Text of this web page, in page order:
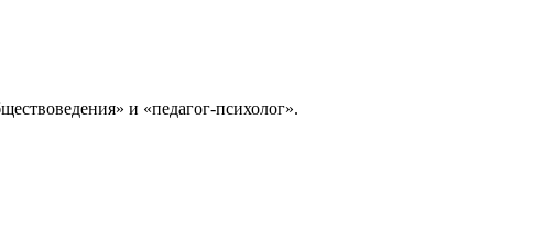
и «педагог-психолог».